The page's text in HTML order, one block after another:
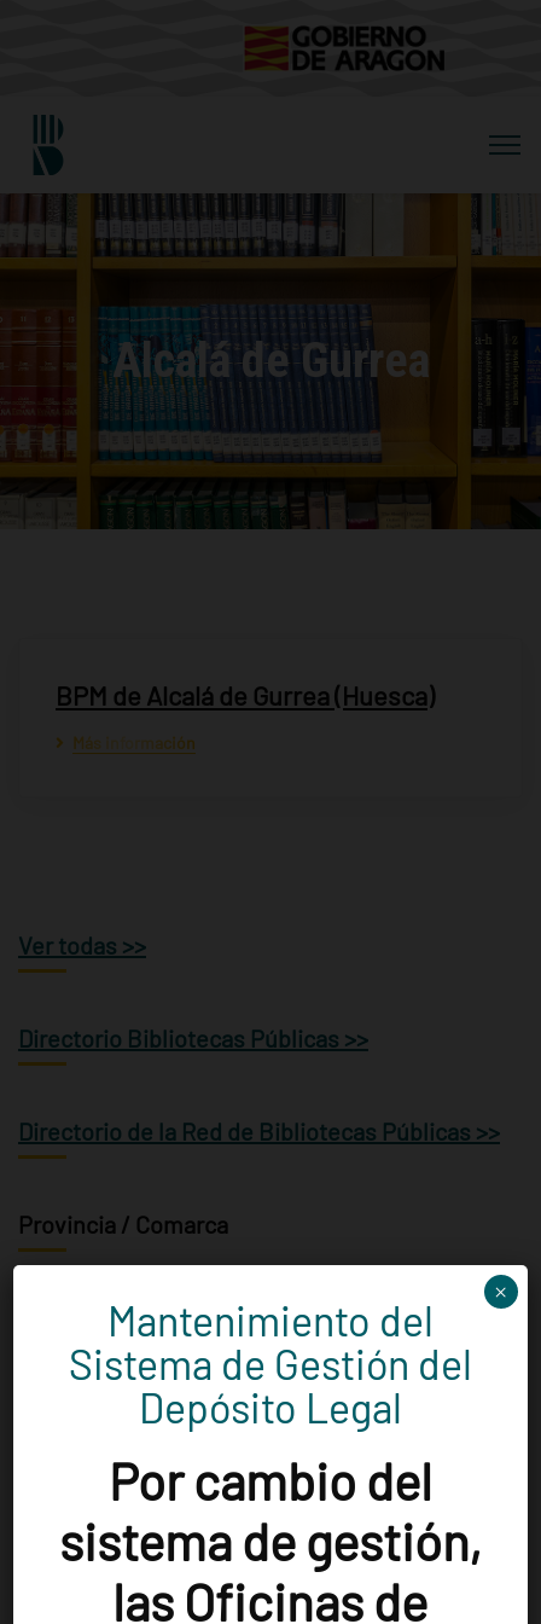
Alcalá de Gurrea
BPM de Alcalá de Gurrea (Huesca)
Más información
Ver todas >>
Directorio Bibliotecas Públicas >>
Directorio de la Red de Bibliotecas Públicas >>
Provincia / Comarca
Elegir la categoría
(1) Aguaviva (1) Albalate de Cinca
Albelda(1) Alcalá de Gurrea (1) Alcampell (1)
Alcolea de Cinca(1) Alcubierre(1)
Mantenimiento del
Sistema de Gestión del
Depósito Legal
Por cambio del
sistema de gestión,
las Oficinas de
×